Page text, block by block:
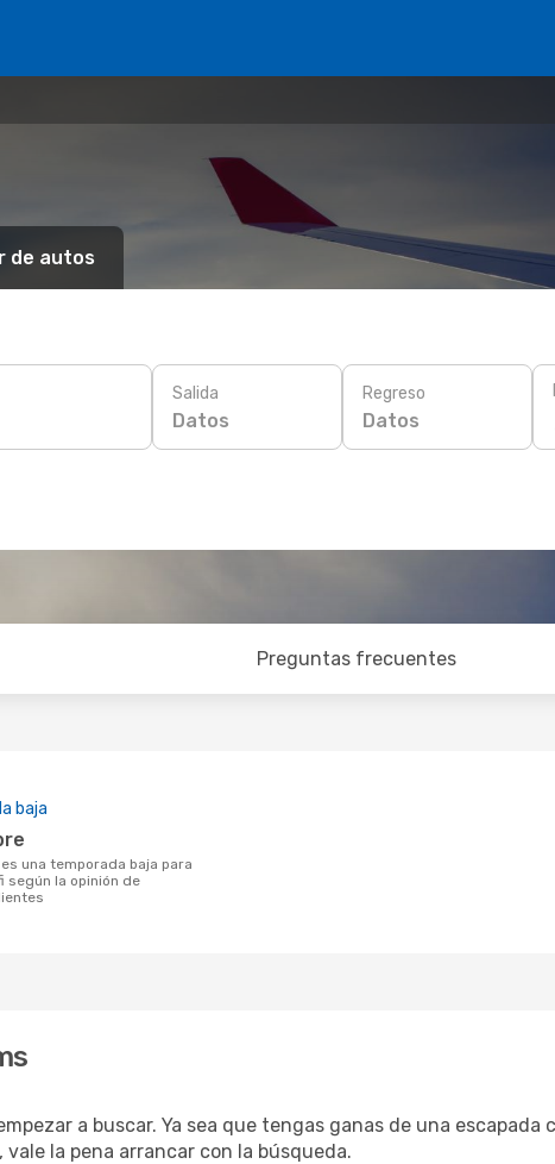
de autos
Salida
Datos
Regreso
Datos
Preguntas frecuentes
baja
según la opinión de
a buscar. Ya sea que tengas ganas de una escapada
la pena arrancar con la búsqueda.